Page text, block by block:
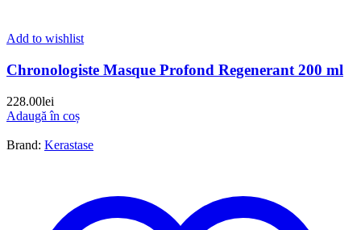
Add to wishlist
Chronologiste Masque Profond Regenerant 200 ml
228.00lei
Adaugă în coș
Brand: Kerastase